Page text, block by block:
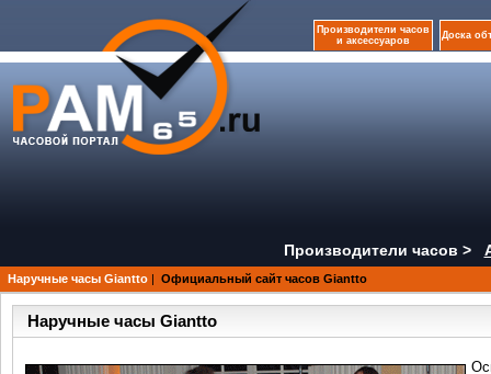
Производители часов
и аксессуаров
Доска
Производители часов >
Наручные часы Giantto | Официальный сайт часов Giantto
Наручные часы Giantto